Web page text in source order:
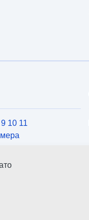
10 11
за контакти
ЕС